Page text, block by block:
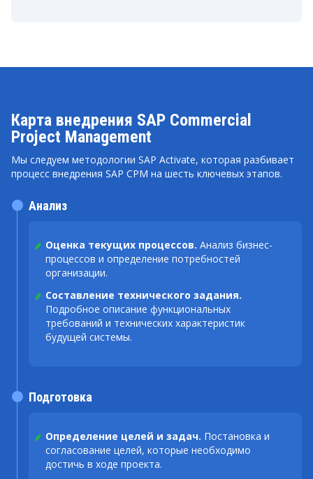
Карта внедрения SAP Commercial
Project Management
Мы следуем методологии SAP Activate, которая разбивает
процесс внедрения SAP CPM на шесть ключевых этапов.
Оценка текущих процессов. Анализ бизнес-
процессов и определение потребностей
организации.
Составление технического задания.
Подробное описание функциональных
требований и технических характеристик
будущей системы.
Анализ
Определение целей и задач. Постановка и
согласование целей, которые необходимо
достичь в ходе проекта.
Подготовка